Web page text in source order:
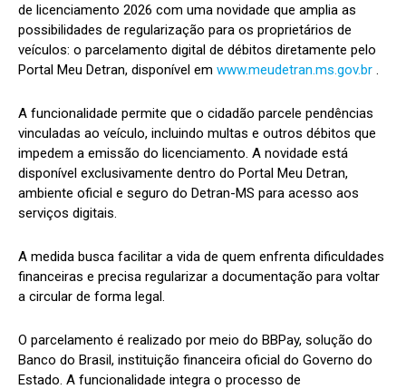
de licenciamento 2026 com uma novidade que amplia as
possibilidades de regularização para os proprietários de
veículos: o parcelamento digital de débitos diretamente pelo
Portal Meu Detran, disponível em www.meudetran.ms.gov.br
A funcionalidade permite que o cidadão parcele pendências
vinculadas ao veículo, incluindo multas e outros débitos que
impedem a emissão do licenciamento. A novidade está
disponível exclusivamente dentro do Portal Meu Detran,
ambiente oficial e seguro do Detran-MS para acesso aos
serviços digitais.
A medida busca facilitar a vida de quem enfrenta dificuldades
financeiras e precisa regularizar a documentação para voltar
a circular de forma legal.
O parcelamento é realizado por meio do BBPay, solução do
Banco do Brasil, instituição financeira oficial do Governo do
Estado. A funcionalidade integra o processo de